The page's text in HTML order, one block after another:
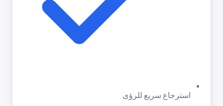
استرجاع سريع للرؤى